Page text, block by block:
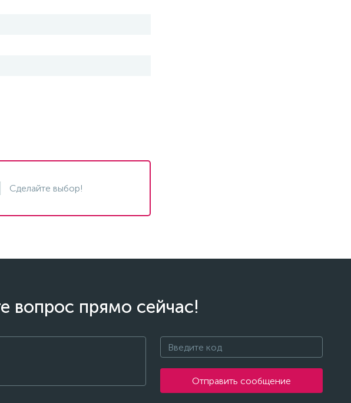
Сделайте выбор!
вопрос прямо сейчас!
Отправить сообщение